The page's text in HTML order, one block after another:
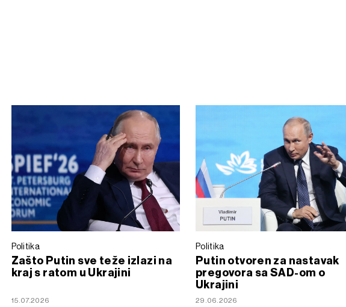
Politika
Zašto Putin sve teže izlazi na
kraj s ratom u Ukrajini
15.07.2026
Politika
Putin otvoren za nastavak
pregovora sa SAD-om o
Ukrajini
29.06.2026